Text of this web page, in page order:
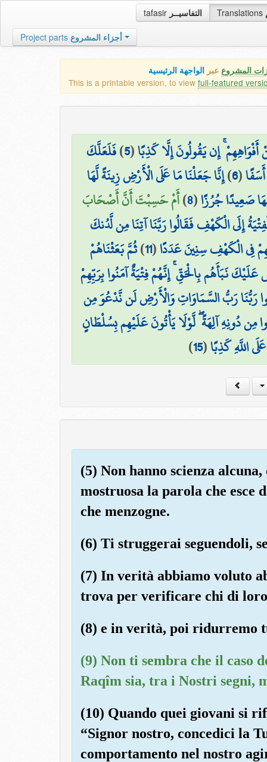
tafasir التفاسيــر Translations
Project parts أجزاء المشروع
المشروع عبر الواجهة الرئيسية
This is a printable version, to view full-featured
إِن يَقُولُونَ إِلَّا كَذِبًا(
5
)فَلَعَلَّكَ
(
6
)إِنَّا جَعَلْنَا مَا عَلَى الْأَرْضِ زِينَةً لَّهَا
صَعِيدًا جُرُزًا(
8
)أَمْ حَسِبْتَ أَنَّ أَصْحَابَ
إِلَى الْكَهْفِ فَقَالُوا رَبَّنَا آتِنَا مِن لَّدُنكَ
فِي الْكَهْفِ سِنِينَ عَدَدًا(
11
)ثُمَّ بَعَثْنَاهُمْ
نَبَأَهُم بِالْحَقِّ ۚ إِنَّهُمْ فِتْيَةٌ آمَنُوا بِرَبِّهِمْ
رَبُّنَا رَبُّ السَّمَاوَاتِ وَالْأَرْضِ لَن نَّدْعُوَ مِن
مِن دُونِهِ آلِهَةً ۖ لَّوْلَا يَأْتُونَ عَلَيْهِم بِسُلْطَانٍ
اللَّهِ كَذِبًا(
15
)
(5) Non hanno scienza
mostruosa la parola che esce
che menzogne.
(6) Ti struggerai seguendoli,
(7) In verità abbiamo voluto
trova per verificare chi di
(8) e in verità, poi ridurremo
(9) Non ti sembra che il caso
Raqîm sia, tra i Nostri segni,
(10) Quando quei giovani si
“Signor nostro, concedici la
comportamento nel nostro